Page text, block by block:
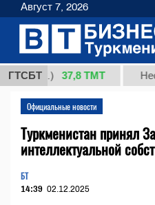
ГТСБТ
37,8 ТМТ
Официальные новости
Туркменистан принял
интеллектуальной
БТ
14:39 02.12.2025
Август 7, 2026